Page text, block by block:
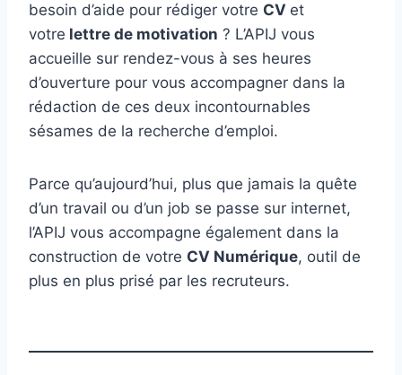
besoin d’aide pour rédiger votre CV et
votre lettre de motivation ? L’APIJ vous
accueille sur rendez-vous à ses heures
d’ouverture pour vous accompagner dans la
rédaction de ces deux incontournables
sésames de la recherche d’emploi.
Parce qu’aujourd’hui, plus que jamais la quête
d’un travail ou d’un job se passe sur internet,
l’APIJ vous accompagne également dans la
construction de votre CV Numérique, outil de
plus en plus prisé par les recruteurs.